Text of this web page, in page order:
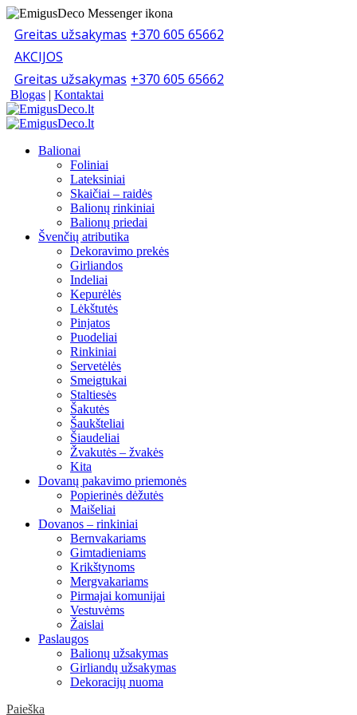
Greitas užsakymas +370 605 65662
AKCIJOS
Greitas užsakymas +370 605 65662
Blogas | Kontaktai
Balionai
Foliniai
Lateksiniai
Skaičiai – raidės
Balionų rinkiniai
Balionų priedai
Švenčių atributika
Dekoravimo prekės
Girliandos
Indeliai
Kepurėlės
Lėkštutės
Pinjatos
Puodeliai
Rinkiniai
Servetėlės
Smeigtukai
Staltiesės
Šakutės
Šaukšteliai
Šiaudeliai
Žvakutės – žvakės
Kita
Dovanų pakavimo priemonės
Popierinės dėžutės
Maišeliai
Dovanos – rinkiniai
Bernvakariams
Gimtadieniams
Krikštynoms
Mergvakariams
Pirmajai komunijai
Vestuvėms
Žaislai
Paslaugos
Balionų užsakymas
Girliandų užsakymas
Dekoracijų nuoma
Paieška